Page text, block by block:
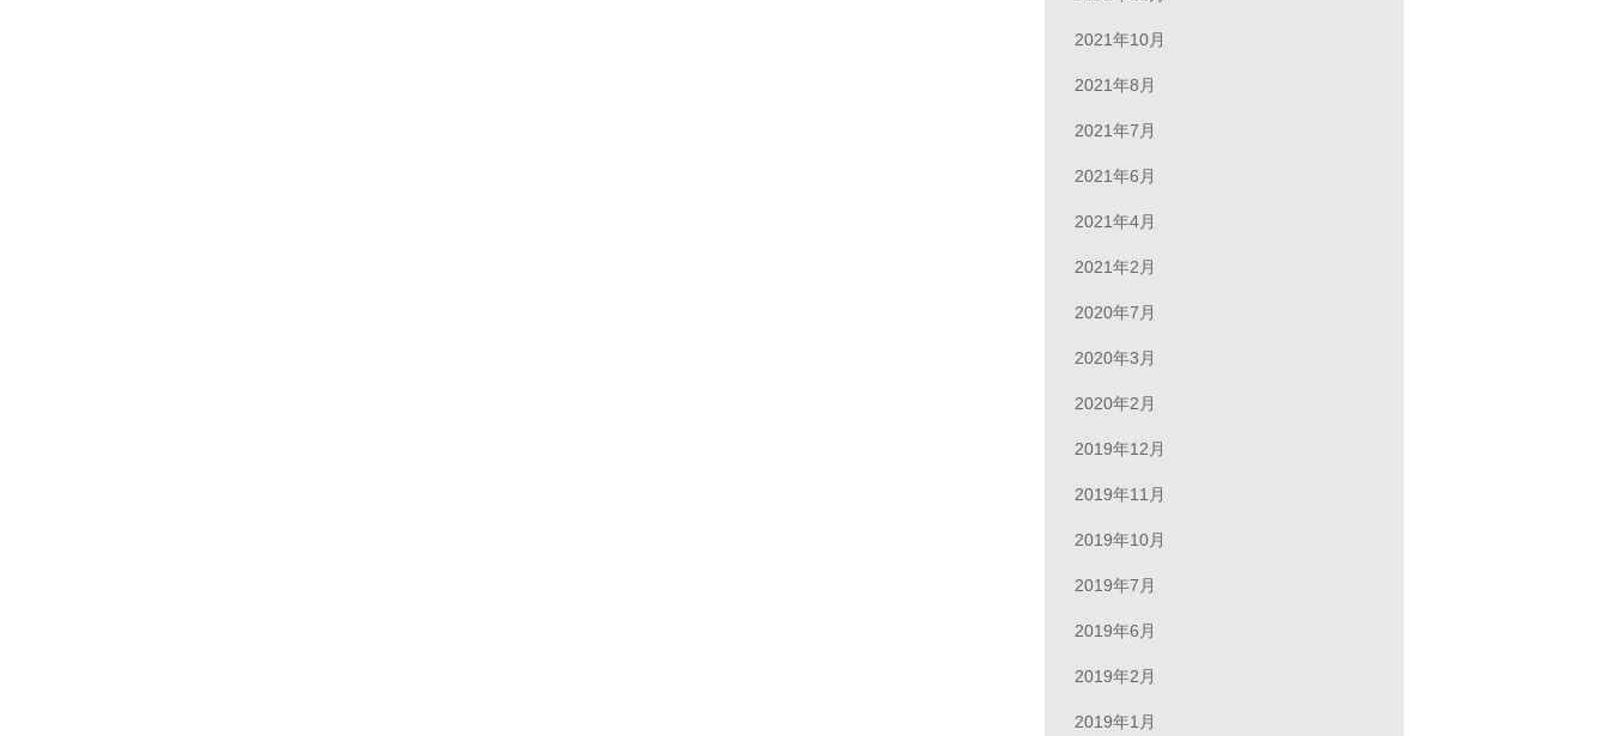
2021年10月
2021年8月
2021年7月
2021年6月
2021年4月
2021年2月
2020年7月
2020年3月
2020年2月
2019年12月
2019年11月
2019年10月
2019年7月
2019年6月
2019年2月
2019年1月